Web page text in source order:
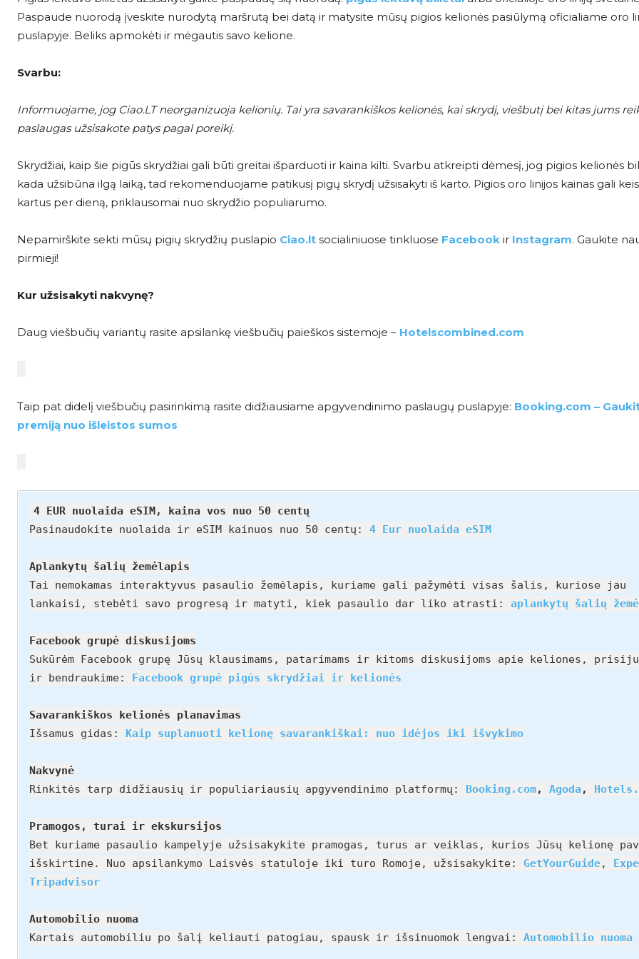
Paspaude nuorodą įveskite nurodytą maršrutą bei datą ir matysite mūsų pigios kelionės pasiūlymą oficialiame oro
puslapyje. Beliks apmokėti ir mėgautis savo kelione.
Svarbu:
Informuojame, jog Ciao.LT neorganizuoja kelionių. Tai yra savarankiškos kelionės, kai skrydį, viešbutį bei kitas jums
paslaugas užsisakote patys pagal poreikį.
Skrydžiai, kaip šie pigūs skrydžiai gali būti greitai išparduoti ir kaina kilti. Svarbu atkreipti dėmesį, jog pigios kelionės
kada užsibūna ilgą laiką, tad rekomenduojame patikusį pigų skrydį užsisakyti iš karto. Pigios oro linijos kainas gali
kartus per dieną, priklausomai nuo skrydžio populiarumo.
Nepamirškite sekti mūsų pigių skrydžių puslapio Ciao.lt socialiniuose tinkluose Facebook ir Instagram. Gaukite
pirmieji!
Kur užsisakyti nakvynę?
Daug viešbučių variantų rasite apsilankę viešbučių paieškos sistemoje – Hotelscombined.com
Taip pat didelį viešbučių pasirinkimą rasite didžiausiame apgyvendinimo paslaugų puslapyje: Booking.com –
premiją nuo išleistos sumos
4 EUR nuolaida eSIM, kaina vos nuo 50 centų
Pasinaudokite nuolaida ir eSIM kainuos nuo 50 centų: 4 Eur nuolaida eSIM
Aplankytų šalių žemėlapis
Tai nemokamas interaktyvus pasaulio žemėlapis, kuriame gali pažymėti visas šalis, kuriose jau
lankaisi, stebėti savo progresą ir matyti, kiek pasaulio dar liko atrasti: aplankytų šalių
Facebook grupė diskusijoms
Sukūrėm Facebook grupę Jūsų klausimams, patarimams ir kitoms diskusijoms apie keliones,
ir bendraukime: Facebook grupė pigūs skrydžiai ir kelionės
Savarankiškos kelionės planavimas
Išsamus gidas: Kaip suplanuoti kelionę savarankiškai: nuo idėjos iki išvykimo
Nakvynė
Rinkitės tarp didžiausių ir populiariausių apgyvendinimo platformų: Booking.com, Agoda ,
Pramogos, turai ir ekskursijos
Bet kuriame pasaulio kampelyje užsisakykite pramogas, turus ar veiklas, kurios Jūsų kelionę
išskirtine. Nuo apsilankymo Laisvės statuloje iki turo Romoje, užsisakykite: GetYourGuide,
Tripadvisor
Automobilio nuoma
Kartais automobiliu po šalį keliauti patogiau, spausk ir išsinuomok lengvai: Automobilio nuoma